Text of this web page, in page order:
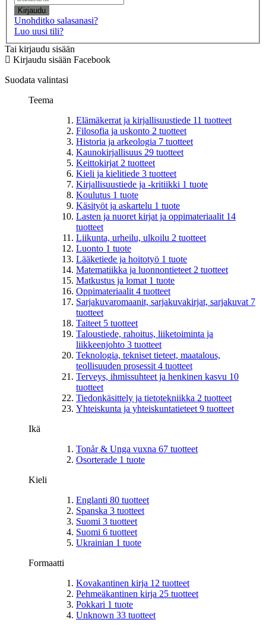
Kirjaudu
Unohditko salasanasi?
Luo uusi tili?
Tai kirjaudu sisään
Kirjaudu sisään Facebook
Suodata valintasi
Teema
Elämäkerrat ja kirjallisuustiede 11 tuotteet
Filosofia ja uskonto 2 tuotteet
Historia ja arkeologia 7 tuotteet
Kaunokirjallisuus 29 tuotteet
Keittokirjat 2 tuotteet
Kieli ja kielitiede 3 tuotteet
Kirjallisuustiede ja -kritiikki 1 tuote
Koulutus 1 tuote
Käsityöt ja askartelu 1 tuote
Lasten ja nuoret kirjat ja oppimateriaalit 14
tuotteet
Liikunta, urheilu, ulkoilu 2 tuotteet
Luonto 1 tuote
Lääketiede ja hoitotyö 1 tuote
Matematiikka ja luonnontieteet 2 tuotteet
Matkustus ja lomat 1 tuote
Oppimateriaalit 4 tuotteet
Sarjakuvaromaanit, sarjakuvakirjat, sarjakuvat 7
tuotteet
Taiteet 5 tuotteet
Taloustiede, rahoitus, liiketoiminta ja
liikkeenjohto 3 tuotteet
Teknologia, tekniset tieteet, maatalous,
teollisuuden prosessit 4 tuotteet
Terveys, ihmissuhteet ja henkinen kasvu 10
tuotteet
Tiedonkäsittely ja tietotekniikka 2 tuotteet
Yhteiskunta ja yhteiskuntatieteet 9 tuotteet
Ikä
Tonår & Unga vuxna 67 tuotteet
Osorterade 1 tuote
Kieli
Englanti 80 tuotteet
Spanska 3 tuotteet
Suomi 3 tuotteet
Suomi 6 tuotteet
Ukrainian 1 tuote
Formaatti
Kovakantinen kirja 12 tuotteet
Pehmeäkantinen kirja 25 tuotteet
Pokkari 1 tuote
Unknown 33 tuotteet